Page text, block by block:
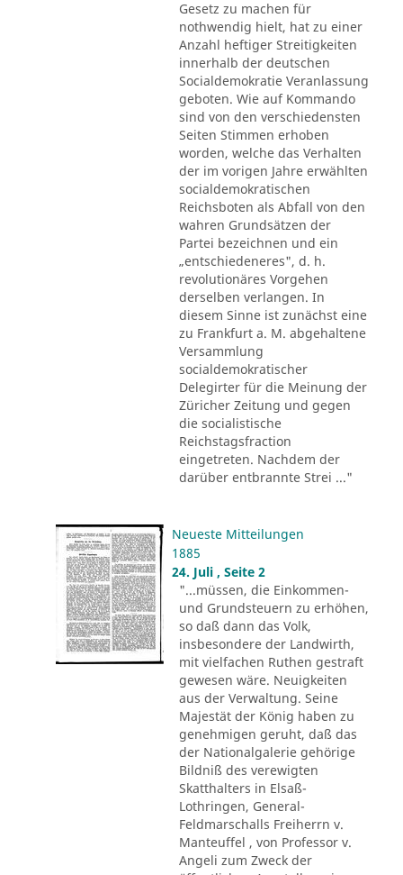
Gesetz zu machen für
nothwendig hielt, hat zu einer
Anzahl heftiger Streitigkeiten
innerhalb der deutschen
Socialdemokratie Veranlassung
geboten. Wie auf Kommando
sind von den verschiedensten
Seiten Stimmen erhoben
worden, welche das Verhalten
der im vorigen Jahre erwählten
socialdemokratischen
Reichsboten als Abfall von den
wahren Grundsätzen der
Partei bezeichnen und ein
„entschiedeneres", d. h.
revolutionäres Vorgehen
derselben verlangen. In
diesem Sinne ist zunächst eine
zu Frankfurt a. M. abgehaltene
Versammlung
socialdemokratischer
Delegirter für die Meinung der
Züricher Zeitung und gegen
die socialistische
Reichstagsfraction
eingetreten. Nachdem der
darüber entbrannte Strei ..."
Neueste Mitteilungen
1885
24. Juli , Seite 2
"...müssen, die Einkommen-
und Grundsteuern zu erhöhen,
so daß dann das Volk,
insbesondere der Landwirth,
mit vielfachen Ruthen gestraft
gewesen wäre. Neuigkeiten
aus der Verwaltung. Seine
Majestät der König haben zu
genehmigen geruht, daß das
der Nationalgalerie gehörige
Bildniß des verewigten
Skatthalters in Elsaß-
Lothringen, General-
Feldmarschalls Freiherrn v.
Manteuffel , von Professor v.
Angeli zum Zweck der